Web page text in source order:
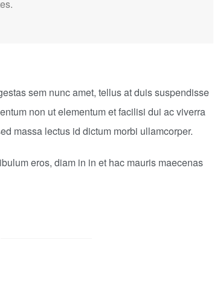
sem nunc amet, tellus at duis suspendisse
non ut elementum et facilisi dui ac viverra
massa lectus id dictum morbi ullamcorper.
eros, diam in in et hac mauris maecenas